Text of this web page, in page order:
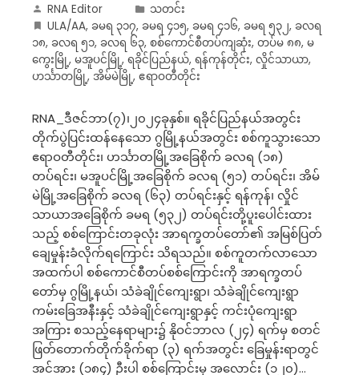
RNA Editor
သတင်း
ULA/AA, ခမရ ၃၁၇, ခမရ ၄၁၅, ခမရ ၄၁၆, ခမရ ၅၃၂, ခလရ
၁၈, ခလရ ၅၁, ခလရ ၆၃, စစ်ကောင်စီတပ်ကျဆုံး, တပ်မ ၈၈, မ
ကွေးမြို့, မအူပင်မြို့, ရခိုင်ပြည်နယ်, ရန်ကုန်တိုင်း, လှိုင်သာယာ,
ဟင်္သာတမြို့, အိမ်မဲမြို့, ဧရာဝတီတိုင်း
RNA_ဒီဇင်ဘာ(၇)၊၂၀၂၄ခုနှစ်။ ရခိုင်ပြည်နယ်အတွင်း
တိုက်ပွဲပြင်းထန်နေသော ဂွမြို့နယ်အတွင်း စစ်ကူသွားသော
ဧရာဝတီတိုင်း၊ ဟင်္သာတမြို့အခြေစိုက် ခလရ (၁၈)
တပ်ရင်း၊ မအူပင်မြို့အခြေစိုက် ခလရ (၅၁) တပ်ရင်း၊ အိမ်
မဲမြို့အခြေစိုက် ခလရ (၆၃) တပ်ရင်းနှင့် ရန်ကုန်၊ လှိုင်
သာယာအခြေစိုက် ခမရ (၅၃၂) တပ်ရင်းတို့ပူးပေါင်းထား
သည့် စစ်ကြောင်းတခုလုံး အာရက္ခတပ်တော်၏ အမြစ်ပြတ်
ချေမှုန်းခံလိုက်ရကြောင်း သိရသည်။ စစ်ကူတက်လာသော
အထက်ပါ စစ်ကောင်စီတပ်စစ်ကြောင်းကို အာရက္ခတပ်
တော်မှ ဂွမြို့နယ်၊ သံခဲချိုင်ကျေးရွာ၊ သံခဲချိုင်ကျေးရွာ
ကမ်းခြေအနီးနှင့် သံခဲချိုင်ကျေးရွာနှင့် ကင်းပုံကျေးရွာ
အကြား စသည့်နေရာများ၌ နိုဝင်ဘာလ (၂၄) ရက်မှ စတင်
ဖြတ်တောက်တိုက်ခိုက်ရာ (၃) ရက်အတွင်း ခြေမှုန်းရာတွင်
အင်အား (၁၈၄) ဦးပါ စစ်ကြောင်းမှ အလောင်း (၁၂၀)…